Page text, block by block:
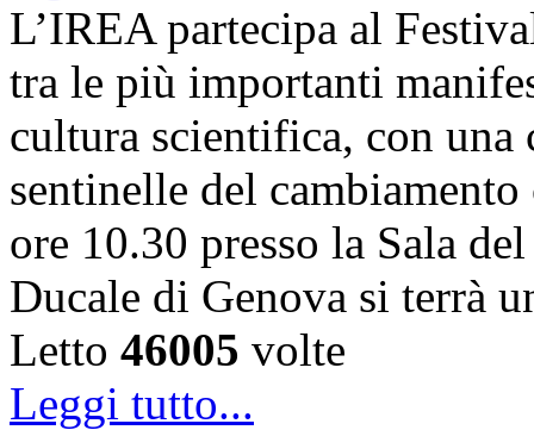
L’IREA partecipa al
tra le più importanti
cultura scientifica, con
sentinelle del
ore 10.30 presso la Sala
Ducale di Genova si terrà
Letto 46005 volte
Leggi tutto...